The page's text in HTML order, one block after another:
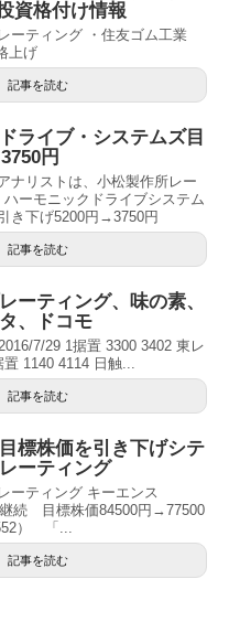
資格付け情報
ーティング ・住友ゴム工業
上げ
記事を読む
ライブ・システムズ目
円
ナリストは、小松製作所レー
ーモニックドライブシステム
き下げ5200円→3750円
記事を読む
ーティング、味の素、
、ドコモ
7/29 1据置 3300 3402 東レ
1140 4114 日触...
記事を読む
標株価を引き下げシテ
ーティング
ーティング キーエンス
続 目標株価84500円→77500
） 「...
記事を読む